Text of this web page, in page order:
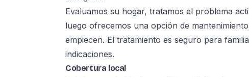
Evaluamos su hogar, tratamos el problema
luego ofrecemos una opción de
empiecen. El tratamiento es seguro para
indicaciones.
Cobertura local